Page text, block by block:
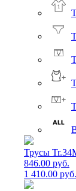
Трусы
846.00 руб.
1 410.00 руб.